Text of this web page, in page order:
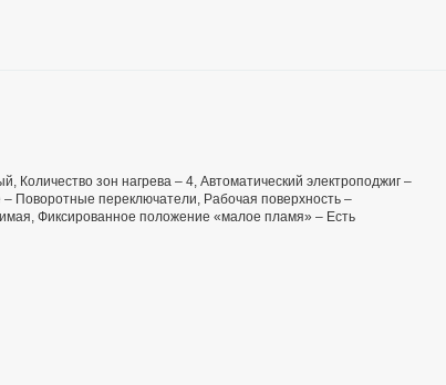
зон нагрева – 4, Автоматический электроподжиг –
Поворотные переключатели, Рабочая поверхность –
Фиксированное положение «малое пламя» – Есть